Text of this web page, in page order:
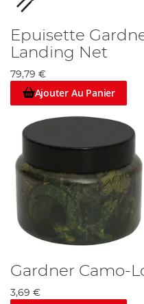
Epuisette
Landing Net
79,79 €
Ajouter Au Panier
Gardner Camo-
3,69 €